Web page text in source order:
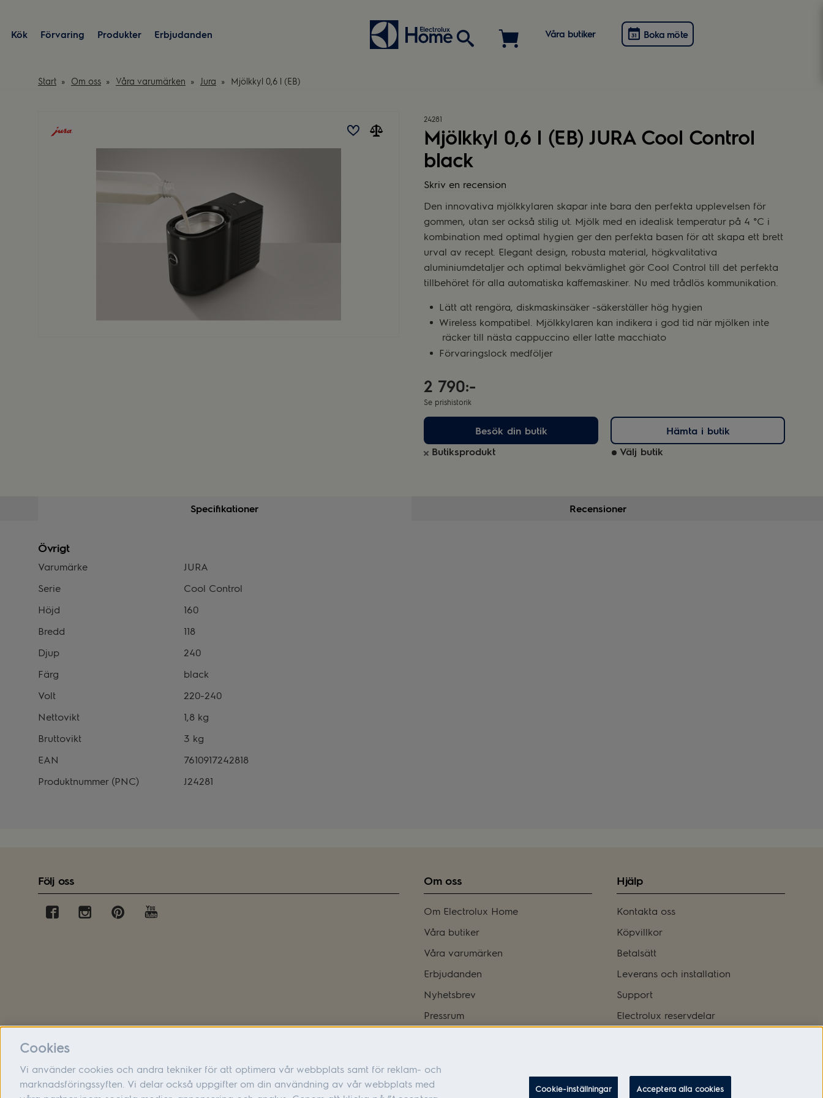
Kök Förvaring Produkter Erbjudanden Våra butiker Boka möte
Start Om oss Våra varumärken Jura Mjölkkyl 0,6 l (EB)
24281
Mjölkkyl 0,6 l (EB) JURA Cool Control
black
Skriv en recension
Den innovativa mjölkkylaren skapar inte bara den perfekta upplevelsen för
gommen, utan ser också stilig ut. Mjölk med en idealisk temperatur på 4 °C i
kombination med optimal hygien ger den perfekta basen för att skapa ett brett
urval av recept. Elegant design, robusta material, högkvalitativa
aluminiumdetaljer och optimal bekvämlighet gör Cool Control till det perfekta
tillbehöret för alla automatiska kaffemaskiner. Nu med trådlös kommunikation.
Lätt att rengöra, diskmaskinsäker -säkerställer hög hygien
Wireless kompatibel. Mjölkkylaren kan indikera i god tid när mjölken inte
räcker till nästa cappuccino eller latte macchiato
Förvaringslock medföljer
2 790:-
Se prishistorik
Besök din butik
Butiksprodukt
Hämta i butik
Välj butik
Specifikationer Recensioner
Övrigt
Varumärke
JURA
Serie
Cool Control
Höjd
160
Bredd
118
Djup
240
Färg
black
Volt
220-240
Nettovikt
1,8 kg
Bruttovikt
3 kg
EAN
7610917242818
Produktnummer (PNC)
J24281
Följ oss Om oss
Om Electrolux Home
Våra butiker
Våra varumärken
Erbjudanden
Nyhetsbrev
Pressrum
Tillgänglighetsredogörelse
Hjälp
Kontakta oss
Köpvillkor
Betalsätt
Leverans och installation
Support
Electrolux reservdelar
Cookies
Vi använder cookies och andra tekniker för att optimera vår webbplats samt för reklam- och
marknadsföringssyften. Vi delar också uppgifter om din användning av vår webbplats med
Cookie-inställningar Acceptera alla cookies